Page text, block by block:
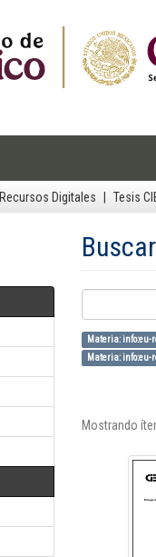
Recursos Digitales Tesis
Buscar
Materia: info:eu-
Materia:
Mostrando